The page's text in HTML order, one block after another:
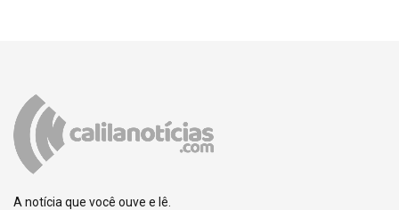
A notícia que você ouve e lê.